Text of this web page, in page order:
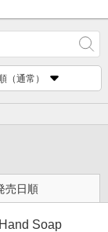
（通常）
売日順
Soap